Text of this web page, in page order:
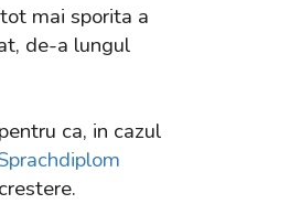
mai sporita a
de-a lungul
ca, in cazul